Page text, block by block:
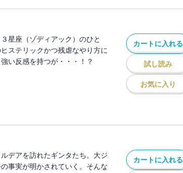
星座（ゾディアック）のひと
ステリックかつ残虐なやり方に
い反感を持つが・・・！？
カートに入れる
試し読み
お気に入り
デアを訪れたギンタたち。大ジ
事実が明かされていく。そんな
カートに入れる